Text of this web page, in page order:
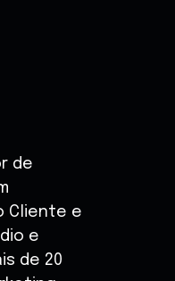
de
Cliente e
e
de 20